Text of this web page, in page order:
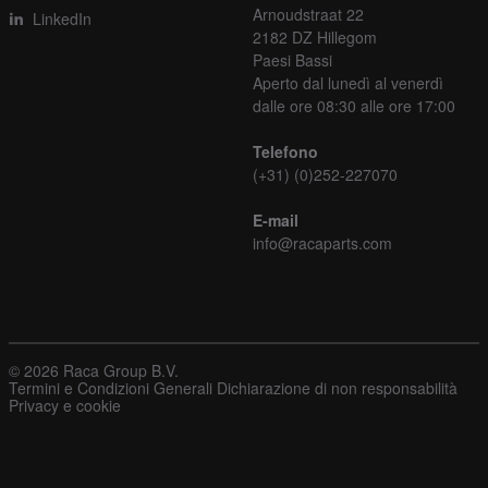
LinkedIn
Arnoudstraat 22
2182 DZ Hillegom
Paesi Bassi
Aperto dal lunedì al venerdì
dalle ore 08:30 alle ore 17:00
Telefono
(+31) (0)252-227070
E-mail
info@racaparts.com
© 2026 Raca Group B.V.
Termini e Condizioni Generali Dichiarazione di non responsabilità
Privacy e cookie